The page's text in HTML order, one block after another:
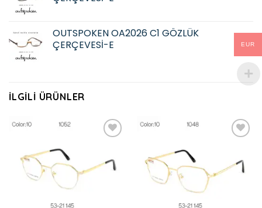
OUTSPOKEN OA2026 C1 GÖZLÜK
ÇERÇEVESİ-E
İLGILI ÜRÜNLER
Add to
wishlist
Add to
wishlist
EUR